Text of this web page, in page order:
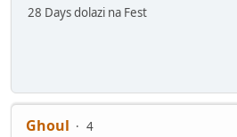
28 Days dolazi na Fest
Ghoul
4